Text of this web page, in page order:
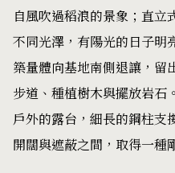
自風吹過稻浪的景象；直立
不同光澤，有陽光的日子明
築量體向基地南側退讓，留
步道、種植樹木與擺放岩石
戶外的露台，細長的鋼柱支
開闊與遮蔽之間，取得一種